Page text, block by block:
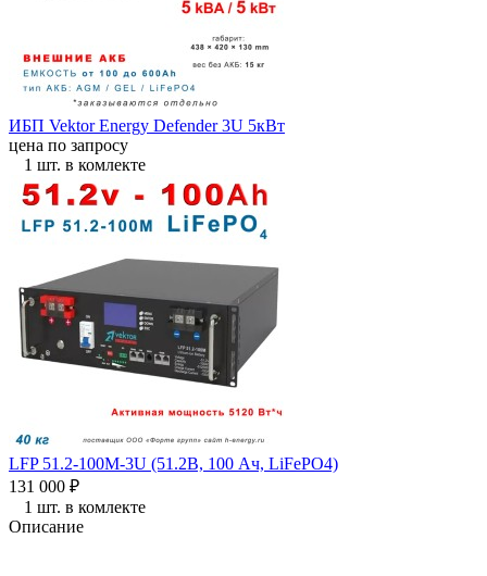
ИБП Vektor Energy Defender 3U 5кВт
цена по запросу
1 шт. в комлекте
LFP 51.2-100M-3U (51.2В, 100 Ач, LiFePO4)
131 000 ₽
1 шт. в комлекте
Описание